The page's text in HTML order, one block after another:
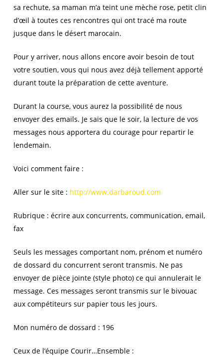
sa rechute, sa maman m’a teint une mèche rose, petit clin
d’œil à toutes ces rencontres qui ont tracé ma route
jusque dans le désert marocain.
Pour y arriver, nous allons encore avoir besoin de tout
votre soutien, vous qui nous avez déjà tellement apporté
durant toute la préparation de cette aventure.
Durant la course, vous aurez la possibilité de nous
envoyer des emails. Je sais que le soir, la lecture de vos
messages nous apportera du courage pour repartir le
lendemain.
Voici comment faire :
Aller sur le site : http://www.darbaroud.com
Rubrique : écrire aux concurrents, communication, email,
fax
Seuls les messages comportant nom, prénom et numéro
de dossard du concurrent seront transmis. Ne pas
envoyer de pièce jointe (style photo) ce qui annulerait le
message. Ces messages seront transmis sur le bivouac
aux compétiteurs sur papier tous les jours.
Mon numéro de dossard : 196
Ceux de l’équipe Courir…Ensemble :